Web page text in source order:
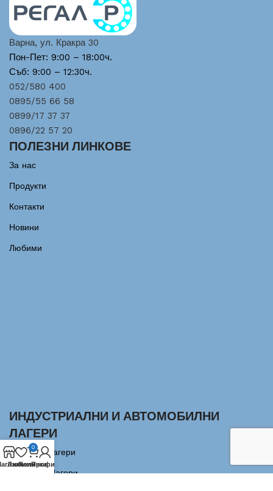
Варна, ул. Кракра 30
Пон-Пет: 9:00 – 18:00ч.
Съб: 9:00 – 12:30ч.
052/580 400
0895/55 66 58
0899/17 37 37
0896/22 57 20
ПОЛЕЗНИ ЛИНКОВЕ
За нас
Продукти
Контакти
Новини
Любими
ИНДУСТРИАЛНИ И АВТОМОБИЛНИ
ЛАГЕРИ
Сачмени лагери
Аксиални Лагери
Любими
0
Количка
Профил